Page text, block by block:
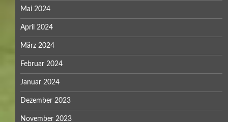
Mai 2024
April 2024
März 2024
Februar 2024
Januar 2024
Dezember 2023
November 2023